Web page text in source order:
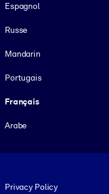
Espagnol
Russe
Mandarin
Portugais
Français
Arabe
Privacy Policy